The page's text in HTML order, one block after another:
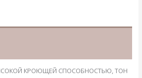
КРОЮЩЕЙ СПОСОБНОСТЬЮ, ТОН